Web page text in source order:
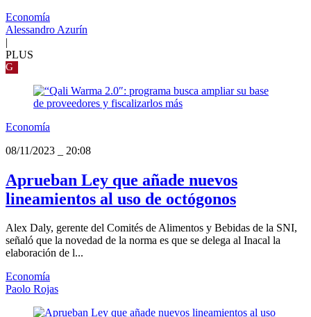
Economía
Alessandro Azurín
|
PLUS
G
Economía
08/11/2023
20:08
Aprueban Ley que añade nuevos
lineamientos al uso de octógonos
Alex Daly, gerente del Comités de Alimentos y Bebidas de la SNI,
señaló que la novedad de la norma es que se delega al Inacal la
elaboración de l...
Economía
Paolo Rojas